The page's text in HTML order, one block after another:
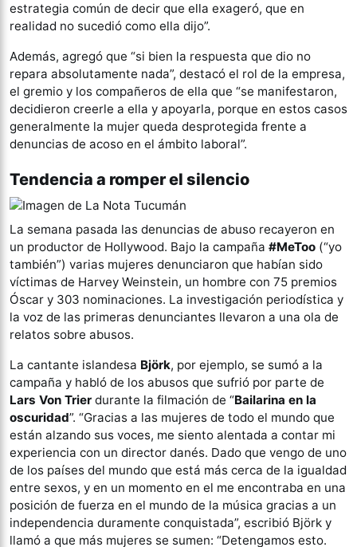
estrategia común de decir que ella exageró, que en
realidad no sucedió como ella dijo”.
Además, agregó que “si bien la respuesta que dio no
repara absolutamente nada”, destacó el rol de la empresa,
el gremio y los compañeros de ella que “se manifestaron,
decidieron creerle a ella y apoyarla, porque en estos casos
generalmente la mujer queda desprotegida frente a
denuncias de acoso en el ámbito laboral”.
Tendencia a romper el silencio
La semana pasada las denuncias de abuso recayeron en
un productor de Hollywood. Bajo la campaña #MeToo (“yo
también”) varias mujeres denunciaron que habían sido
víctimas de Harvey Weinstein, un hombre con 75 premios
Óscar y 303 nominaciones. La investigación periodística y
la voz de las primeras denunciantes llevaron a una ola de
relatos sobre abusos.
La cantante islandesa Björk, por ejemplo, se sumó a la
campaña y habló de los abusos que sufrió por parte de
Lars Von Trier durante la filmación de “Bailarina en la
oscuridad”. “Gracias a las mujeres de todo el mundo que
están alzando sus voces, me siento alentada a contar mi
experiencia con un director danés. Dado que vengo de uno
de los países del mundo que está más cerca de la igualdad
entre sexos, y en un momento en el me encontraba en una
posición de fuerza en el mundo de la música gracias a un
independencia duramente conquistada”, escribió Björk y
llamó a que más mujeres se sumen: “Detengamos esto.